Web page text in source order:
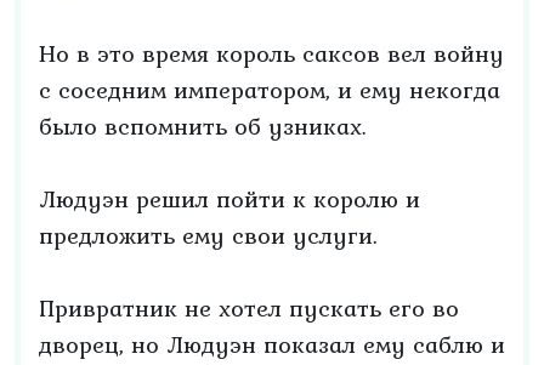
Но в это время король саксов вел войну
с соседним императором, и ему некогда
было вспомнить об узниках.
Людуэн решил пойти к королю и
предложить ему свои услуги.
Привратник не хотел пускать его во
дворец, но Людуэн показал ему саблю и